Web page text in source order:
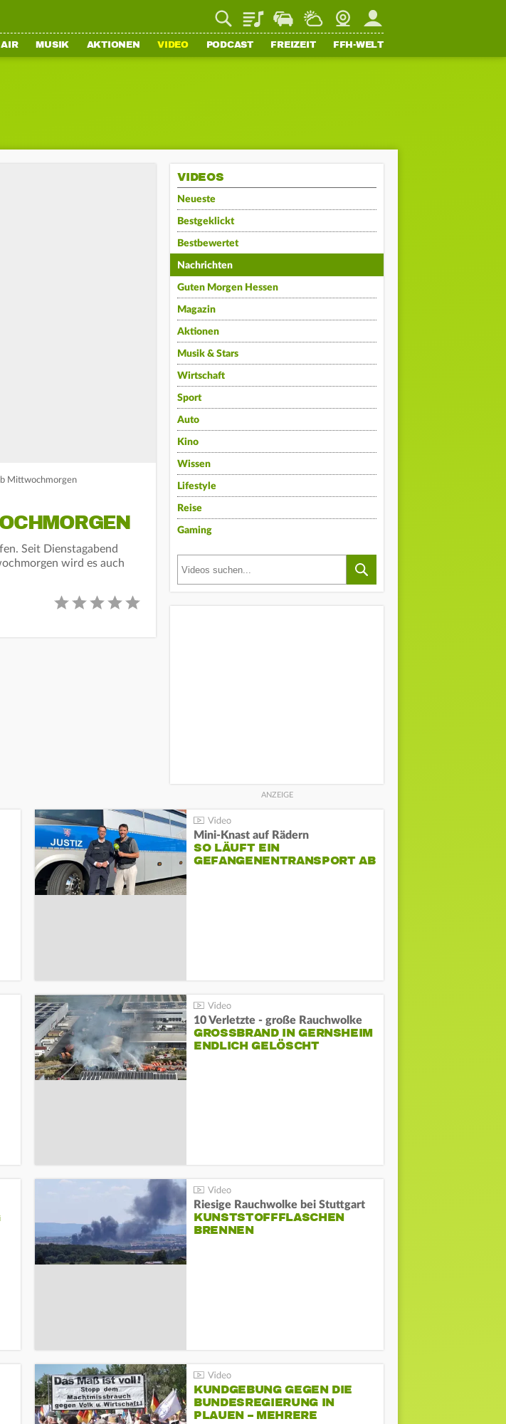
PlaylistStaupilotWetterWebcamMein FFH
MUSIK AKTIONEN VIDEO PODCAST FREIZEIT FFH-WELT
Mittwochmorgen
Seit Dienstagabend
wird es auch
VIDEOS
Neueste
Bestgeklickt
Bestbewertet
Nachrichten
Guten Morgen Hessen
Magazin
Aktionen
Musik & Stars
Wirtschaft
Sport
Auto
Kino
Wissen
Lifestyle
Reise
Gaming
Mini-Knast auf Rädern
SO LÄUFT EIN
GEFANGENENTRANSPORT AB
10 Verletzte - große Rauchwolke
GROSSBRAND IN GERNSHEIM E
NDLICH GELÖSCHT
Riesige Rauchwolke bei Stuttgart
KUNSTSTOFFFLASCHEN
BRENNEN
KUNDGEBUNG GEGEN DIE
BUNDESREGIERUNG IN
PLAUEN – MEHRERE